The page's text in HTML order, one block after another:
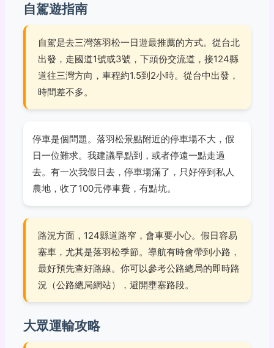
自駕遊指南
自駕是去三灣落羽松一日遊最推薦的方式。從台北
出發，走國道1號或3號，下頭份交流道，接124縣
道往三灣方向，車程約1.5到2小時。從台中出發，
時間差不多。
停車是個問題。落羽松景點附近的停車場不大，假
日一位難求。我建議早點到，或者停遠一點走過
去。有一次我假日去，停車場滿了，只好停到私人
農地，收了100元停車費，有點坑。
路況方面，124縣道路窄，會車要小心。假日容易
塞車，尤其是落羽松季節。導航有時會帶到小路，
最好預先查好路線。你可以參考公路總局的即時路
況（公路總局網站），避開壅塞路段。
大眾運輸攻略